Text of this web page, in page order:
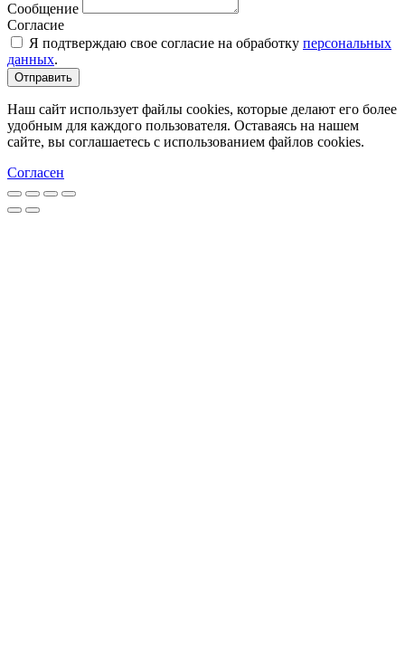
Сообщение
Согласие
Я подтверждаю свое согласие на обработку персональных
данных.
Отправить
Наш сайт использует файлы cookies, которые делают его более
удобным для каждого пользователя. Оставаясь на нашем
сайте, вы соглашаетесь с использованием файлов cookies.
Согласен